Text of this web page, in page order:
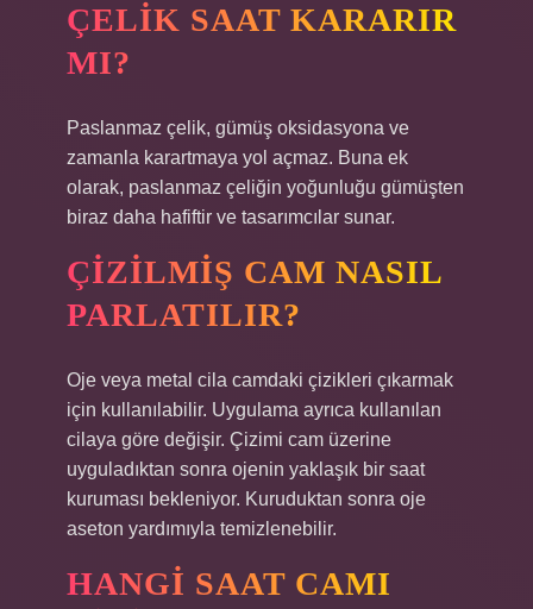
ÇELIK SAAT KARARIR
MI?
Paslanmaz çelik, gümüş oksidasyona ve
zamanla karartmaya yol açmaz. Buna ek
olarak, paslanmaz çeliğin yoğunluğu gümüşten
biraz daha hafiftir ve tasarımcılar sunar.
ÇIZILMIŞ CAM NASIL
PARLATILIR?
Oje veya metal cila camdaki çizikleri çıkarmak
için kullanılabilir. Uygulama ayrıca kullanılan
cilaya göre değişir. Çizimi cam üzerine
uyguladıktan sonra ojenin yaklaşık bir saat
kuruması bekleniyor. Kuruduktan sonra oje
aseton yardımıyla temizlenebilir.
HANGI SAAT CAMI